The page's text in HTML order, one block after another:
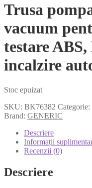
Trusa
vacuum
testare
incalzire
Stoc epuizat
SKU: BK76382 Categorie:
Brand: GENERIC
Descriere
Informații
Recenzii (0)
Descriere